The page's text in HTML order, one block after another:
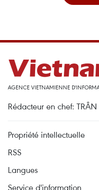
AGENCE VIETNAMIENNE
Rédacteur en chef:
Propriété intellectuelle
RSS
Langues
Service d'information